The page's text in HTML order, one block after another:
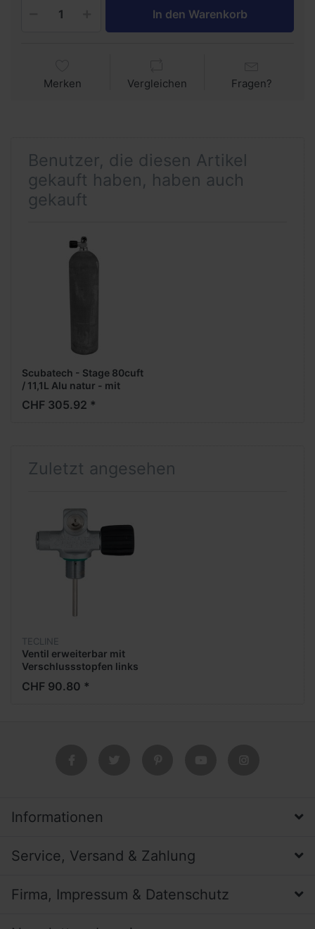
In den Warenkorb
Merken Vergleichen Fragen?
Benutzer, die diesen Artikel
gekauft haben, haben auch
gekauft
Scubatech - Stage 80cuft
/ 11,1L Alu natur - mit
Monoventil
CHF 305.92 *
Zuletzt angesehen
TECLINE
Ventil erweiterbar mit
Verschlussstopfen links
CHF 90.80 *
Informationen
Service, Versand & Zahlung
Firma, Impressum & Datenschutz